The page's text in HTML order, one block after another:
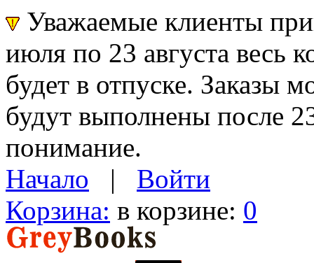
Уважаемые клиенты
июля по 23 августа весь
будет в отпуске. Заказы
будут выполнены после
понимание.
Начало | Войти
Корзина: в корзине: 0